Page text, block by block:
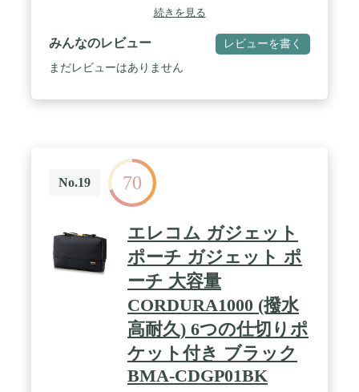
続きを見る
みんなのレビュー レビューを書く
まだレビューはありません
No.19 70
エレコム ガジェット
ポーチ ガジェット ポ
ーチ 大容量
CORDURA1000 (撥水
高耐久) 6つの仕切りポ
ケット付き ブラック
BMA-CDGP01BK